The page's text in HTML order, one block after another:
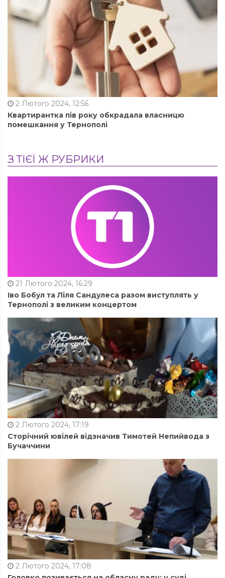
2 Лютого 2024, 12:56
Квартирантка пів року обкрадала власницю
помешкання у Тернополі
З ТІЄЇ Ж РУБРИКИ
21 Лютого 2024, 16:29
Іво Бобул та Ліля Сандулеса разом виступлять у
Тернополі з великим концертом
2 Лютого 2024, 17:19
Сторічний ювілей відзначив Тимотей Непийвода з
Бучаччини
2 Лютого 2024, 17:08